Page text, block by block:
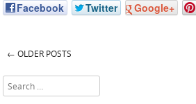
Facebook Twitter Google+
Post navigation
← OLDER POSTS
Search